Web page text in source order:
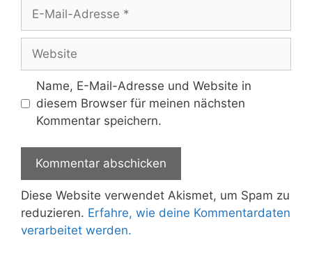
Mail-
Adresse
Name, E-Mail-Adresse und Website in
diesem Browser für meinen nächsten
Kommentar speichern.
Diese Website verwendet Akismet, um Spam zu
reduzieren. Erfahre, wie deine Kommentardaten
verarbeitet werden.